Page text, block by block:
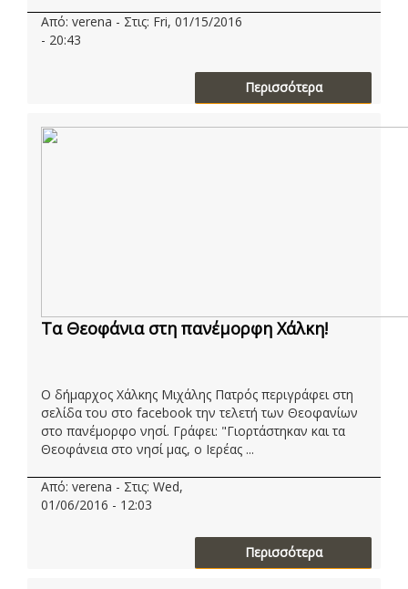
Από: verena - Στις: Fri, 01/15/2016
- 20:43
Περισσότερα
Τα Θεοφάνια στη πανέμορφη Χάλκη!
Ο δήμαρχος Χάλκης Μιχάλης Πατρός περιγράφει στη
σελίδα του στο facebook την τελετή των Θεοφανίων
στο πανέμορφο νησί. Γράφει: "Γιορτάστηκαν και τα
Θεοφάνεια στο νησί μας, ο Ιερέας ...
Από: verena - Στις: Wed,
01/06/2016 - 12:03
Περισσότερα